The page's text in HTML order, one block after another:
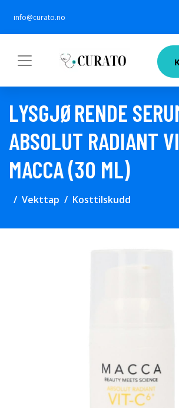
info@curato.no
LYSGJØRENDE
ABSOLUT RADIANT
MACCA (30 ML)
Vekttap Kosttilskudd